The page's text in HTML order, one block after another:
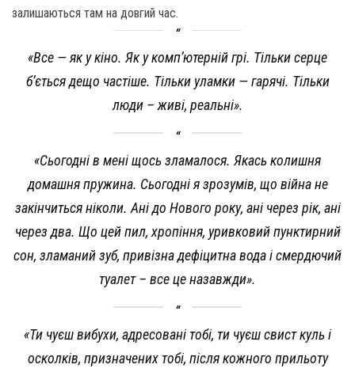
залишаються там на довгий час.
«Все — як у кіно. Як у компʼютерній грі. Тільки серце
бʼється дещо частіше. Тільки уламки — гарячі. Тільки
люди – живі, реальні».
«Сьогодні в мені щось зламалося. Якась колишня
домашня пружина. Сьогодні я зрозумів, що війна не
закінчиться ніколи. Ані до Нового року, ані через рік, ані
через два. Що цей пил, хропіння, уривковий пунктирний
сон, зламаний зуб, привізна дефіцитна вода і смердючий
туалет – все це назавжди».
«Ти чуєш вибухи, адресовані тобі, ти чуєш свист куль і
осколків, призначених тобі, після кожного прильоту